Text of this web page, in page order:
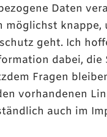
Daten
möglichst
geht. Ich
dabei,
Fragen
vorhandenen
auch im